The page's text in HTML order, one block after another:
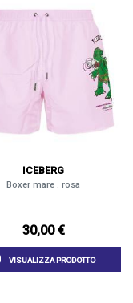
ICEBERG
Boxer mare . rosa
30,00 €
VISUALIZZA PRODOTTO